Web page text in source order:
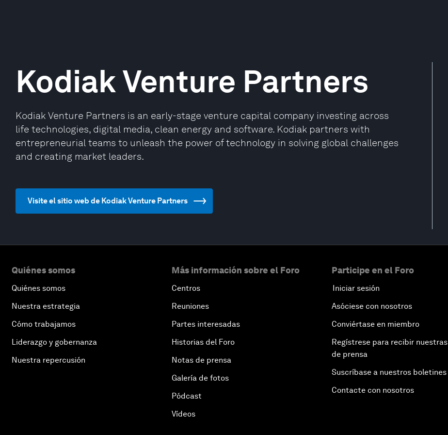
Kodiak Venture Partners
Kodiak Venture Partners is an early-stage venture capital company investing across
life technologies, digital media, clean energy and software. Kodiak partners with
entrepreneurial teams to unleash the power of technology in solving global challenges
and creating market leaders.
Visite el sitio web de Kodiak Venture Partners
Quiénes somos
Quiénes somos
Nuestra estrategia
Cómo trabajamos
Liderazgo y gobernanza
Nuestra repercusión
Más información sobre el Foro
Centros
Reuniones
Partes interesadas
Historias del Foro
Notas de prensa
Galería de fotos
Pódcast
Vídeos
Participe en el Foro
Iniciar sesión
Asóciese con nosotros
Conviértase en miembro
Regístrese para recibir
de prensa
Suscríbase a nuestros boletines
Contacte con nosotros